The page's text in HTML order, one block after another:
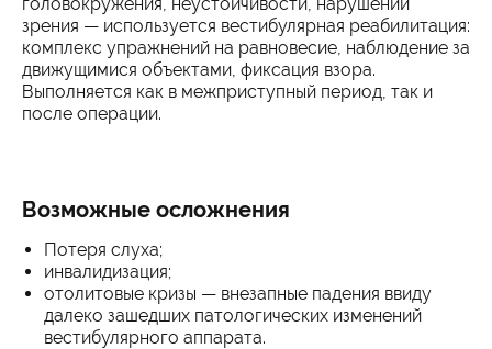
зрения — используется вестибулярная реабилитация:
комплекс упражнений на равновесие, наблюдение за
движущимися объектами, фиксация взора.
Выполняется как в межприступный период, так и
после операции.
Возможные осложнения
Потеря слуха;
инвалидизация;
отолитовые кризы — внезапные падения ввиду
далеко зашедших патологических изменений
вестибулярного аппарата.